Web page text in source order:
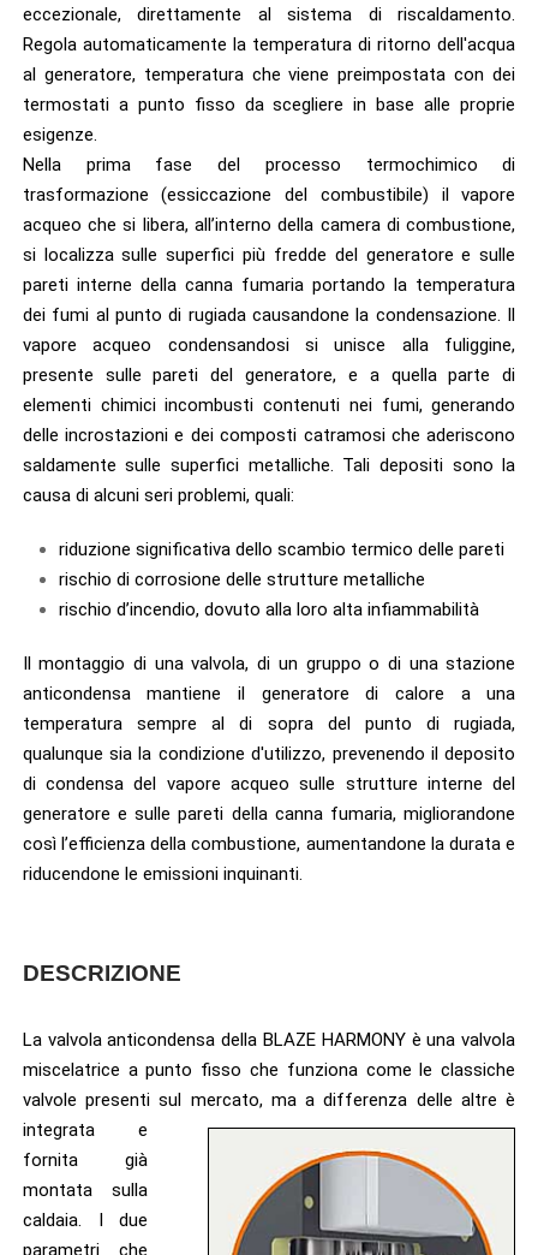
eccezionale, direttamente al sistema di riscaldamento.
Regola automaticamente la temperatura di ritorno dell'acqua
al generatore, temperatura che viene preimpostata con dei
termostati a punto fisso da scegliere in base alle proprie
esigenze.
Nella prima fase del processo termochimico di
trasformazione (essiccazione del combustibile) il vapore
acqueo che si libera, all’interno della camera di combustione,
si localizza sulle superfici più fredde del generatore e sulle
pareti interne della canna fumaria portando la temperatura
dei fumi al punto di rugiada causandone la condensazione. Il
vapore acqueo condensandosi si unisce alla fuliggine,
presente sulle pareti del generatore, e a quella parte di
elementi chimici incombusti contenuti nei fumi, generando
delle incrostazioni e dei composti catramosi che aderiscono
saldamente sulle superfici metalliche. Tali depositi sono la
causa di alcuni seri problemi, quali:
riduzione significativa dello scambio termico delle pareti
rischio di corrosione delle strutture metalliche
rischio d’incendio, dovuto alla loro alta infiammabilità
Il montaggio di una valvola, di un gruppo o di una stazione
anticondensa mantiene il generatore di calore a una
temperatura sempre al di sopra del punto di rugiada,
qualunque sia la condizione d'utilizzo, prevenendo il deposito
di condensa del vapore acqueo sulle strutture interne del
generatore e sulle pareti della canna fumaria, migliorandone
così l’efficienza della combustione, aumentandone la durata e
riducendone le emissioni inquinanti.
DESCRIZIONE
La valvola anticondensa della BLAZE HARMONY è una valvola
miscelatrice a punto fisso che funziona come le classiche
valvole presenti sul mercato, maa differenza delle altre è
integrata e
fornita già
montata sulla
caldaia. I due
parametri che